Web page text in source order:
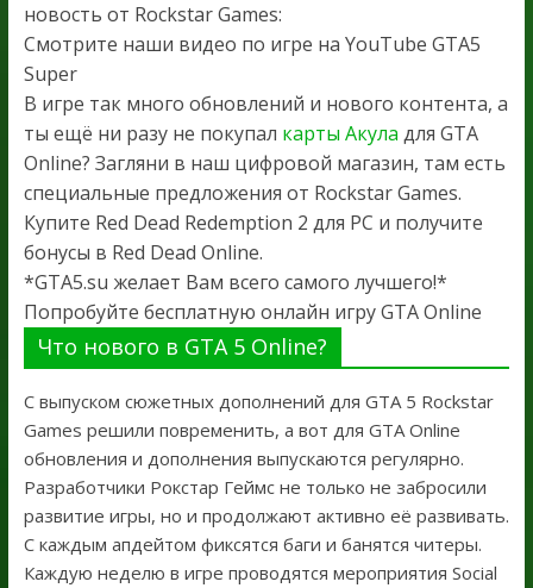
новость от Rockstar Games:
Смотрите наши видео по игре на YouTube GTA5
Super
В игре так много обновлений и нового контента, а
ты ещё ни разу не покупал карты Акула для GTA
Online? Загляни в наш цифровой магазин, там есть
специальные предложения от Rockstar Games.
Купите Red Dead Redemption 2 для PC и получите
бонусы в Red Dead Online.
*GTA5.su желает Вам всего самого лучшего!*
Попробуйте бесплатную онлайн игру GTA Online
Что нового в GTA 5 Online?
С выпуском сюжетных дополнений для GTA 5 Rockstar
Games решили повременить, а вот для GTA Online
обновления и дополнения выпускаются регулярно.
Разработчики Рокстар Геймс не только не забросили
развитие игры, но и продолжают активно её развивать.
С каждым апдейтом фиксятся баги и банятся читеры.
Каждую неделю в игре проводятся мероприятия Social